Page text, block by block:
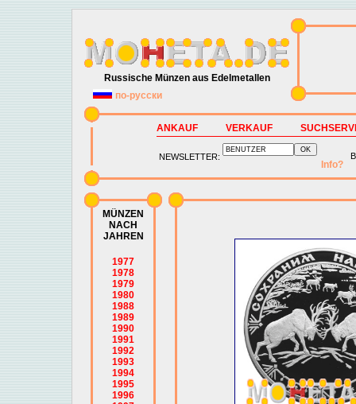
Russische Münzen aus Edelmetallen
по-русски
ANKAUF VERKAUF
NEWSLETTER:
Info?
MÜNZEN
NACH
JAHREN
1977
1978
1979
1980
1988
1989
1990
1991
1992
1993
1994
1995
1996